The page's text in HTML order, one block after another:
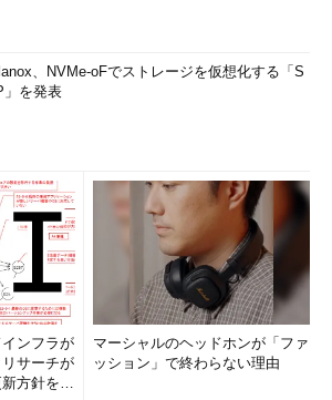
、NVMe-oFでストレージを仮想化する「S
」を発表
ンフラが
サーチが
方針を調
マーシャルのヘッドホンが「ファ
ッション」で終わらない理由